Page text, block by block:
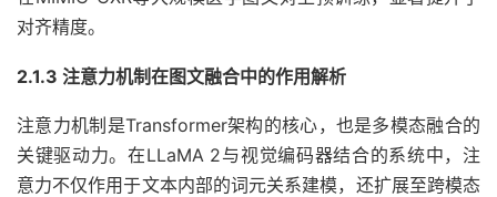
对齐精度。
2.1.3 注意力机制在图文融合中的作用解析
注意力机制是Transformer架构的核心，也是多模态融合的
关键驱动力。在LLaMA 2与视觉编码器结合的系统中，注
意力不仅作用于文本内部的词元关系建模，还扩展至跨模态